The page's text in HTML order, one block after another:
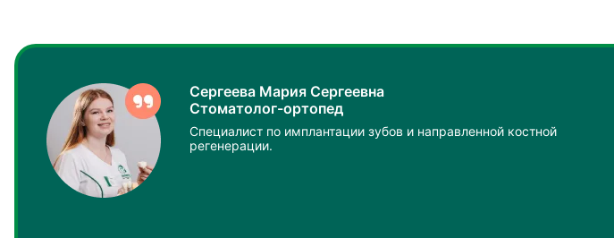
Сергеева Мария Сергеевна
Стоматолог-ортопед
Специалист по имплантации зубов и направленной костной
регенерации.